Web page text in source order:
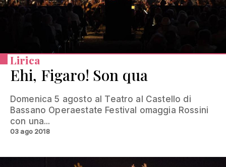
Lirica
Ehi, Figaro! Son qua
Domenica 5 agosto al Teatro al Castello di
Bassano Operaestate Festival omaggia Rossini
con una...
03 ago 2018